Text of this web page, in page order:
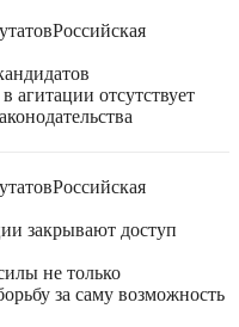
Российская
агитации отсутствует
Российская
закрывают доступ
не только
за саму возможность